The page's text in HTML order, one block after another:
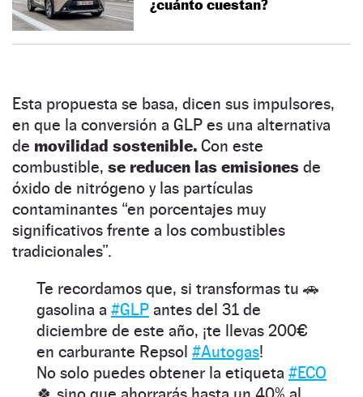
¿cuánto cuestan?
Esta propuesta se basa, dicen sus impulsores,
en que la conversión a GLP es una alternativa
de movilidad sostenible. Con este
combustible, se reducen las emisiones de
óxido de nitrógeno y las partículas
contaminantes “en porcentajes muy
significativos frente a los combustibles
tradicionales”.
Te recordamos que, si transformas tu 🚗
gasolina a #GLP antes del 31 de
diciembre de este año, ¡te llevas 200€
en carburante Repsol #Autogas!
No solo puedes obtener la etiqueta #ECO